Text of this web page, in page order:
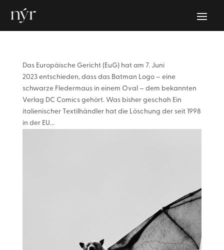
Das Europäische Gericht (EuG) hat am 7. Juni
2023 entschieden, dass das Batman Logo – eine
schwarze Fledermaus in einem Oval – dem bekannten
Verlag DC Comics gehört. Was bisher geschah Ein
italienischer Textilhändler hat die Löschung der seit 1998
in der EU...